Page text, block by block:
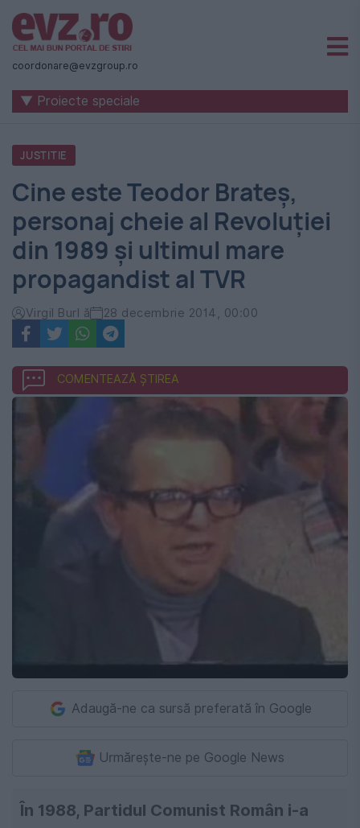
Știri
naționale
internaționale
România
-
Evenimentul
Zilei
coordonare@evzgroup.ro
▼ Proiecte speciale
JUSTITIE
Cine este Teodor Brateș,
personaj cheie al Revoluției
din 1989 și ultimul mare
propagandist al TVR
Virgil Burl ă 28 decembrie 2014, 00:00
COMENTEAZĂ ȘTIREA
Adaugă-ne ca sursă preferată în Google
Urmărește-ne pe Google News
În 1988, Partidul Comunist Român i-a